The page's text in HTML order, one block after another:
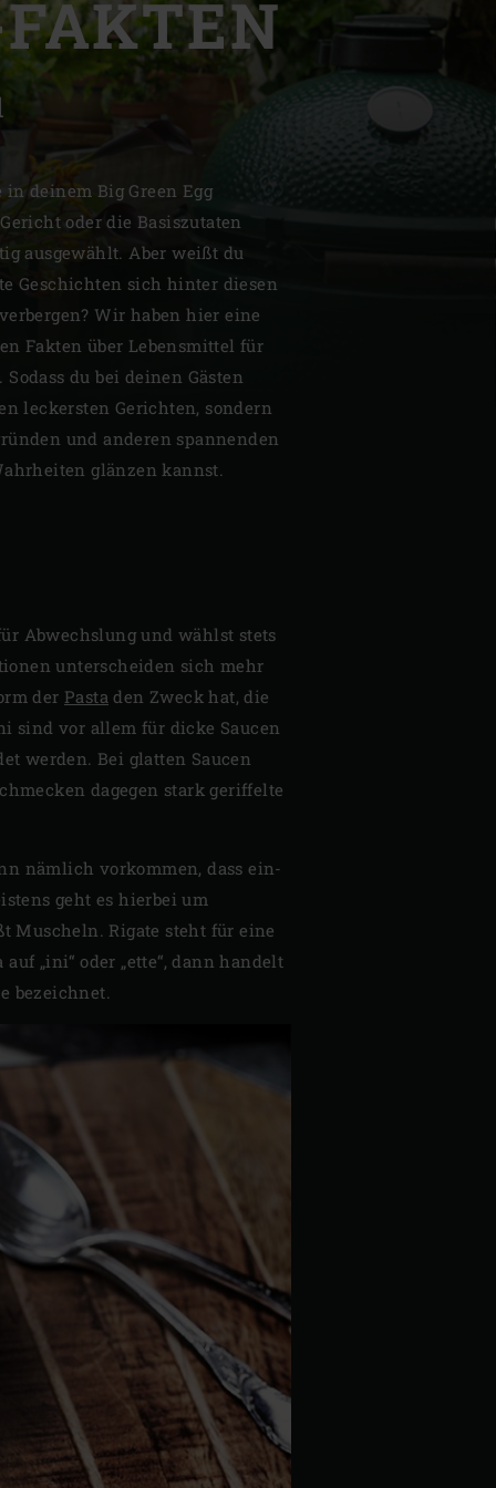
Schweiz (Français)
deinem Big Green Egg
oder die Basiszutaten
ausgewählt. Aber weißt du
Geschichten sich hinter diesen
Wir haben hier eine
Fakten über Lebensmittel für
du bei deinen Gästen
leckersten Gerichten, sondern
und anderen spannenden
glänzen kannst.
Abwechslung und wählst stets
unterscheiden sich mehr
der Pasta den Zweck hat, die
sind vor allem für dicke Saucen
werden. Bei glatten Saucen
dagegen stark geriffelte
nämlich vorkommen, dass ein-
geht es hierbei um
Muscheln. Rigate steht für eine
„ini“ oder „ette“, dann handelt
bezeichnet.